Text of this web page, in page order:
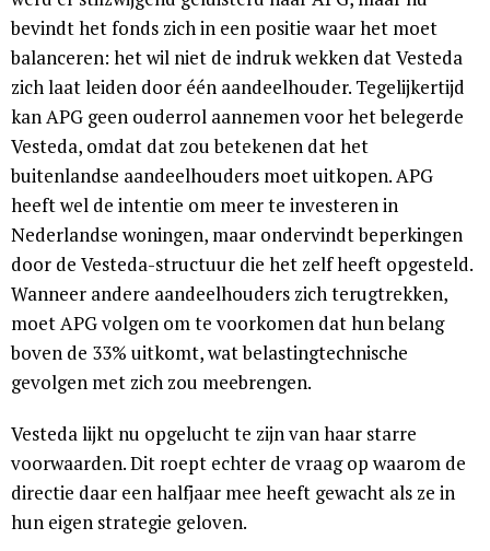
bevindt het fonds zich in een positie waar het moet
balanceren: het wil niet de indruk wekken dat Vesteda
zich laat leiden door één aandeelhouder. Tegelijkertijd
kan APG geen ouderrol aannemen voor het belegerde
Vesteda, omdat dat zou betekenen dat het
buitenlandse aandeelhouders moet uitkopen. APG
heeft wel de intentie om meer te investeren in
Nederlandse woningen, maar ondervindt beperkingen
door de Vesteda-structuur die het zelf heeft opgesteld.
Wanneer andere aandeelhouders zich terugtrekken,
moet APG volgen om te voorkomen dat hun belang
boven de 33% uitkomt, wat belastingtechnische
gevolgen met zich zou meebrengen.
Vesteda lijkt nu opgelucht te zijn van haar starre
voorwaarden. Dit roept echter de vraag op waarom de
directie daar een halfjaar mee heeft gewacht als ze in
hun eigen strategie geloven.